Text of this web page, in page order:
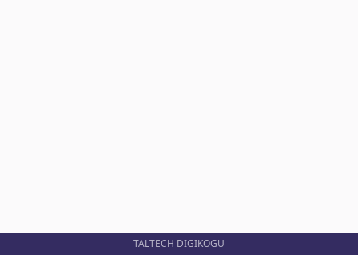
TALTECH DIGIKOGU